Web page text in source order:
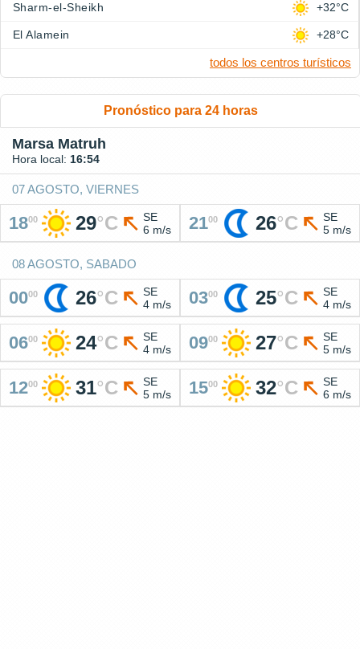
Sharm-el-Sheikh +32°C
El Alamein +28°C
todos los centros turísticos
Pronóstico para 24 horas
Marsa Matruh
Hora local: 16:54
07 AGOSTO, VIERNES
1800 29°C
SE
6 m/s
2100 26°C
SE
5 m/s
08 AGOSTO, SABADO
0000 26°C
SE
4 m/s
0300 25°C
SE
4 m/s
0600 24°C
SE
4 m/s
0900 27°C
SE
5 m/s
1200 31°C
SE
5 m/s
1500 32°C
SE
6 m/s